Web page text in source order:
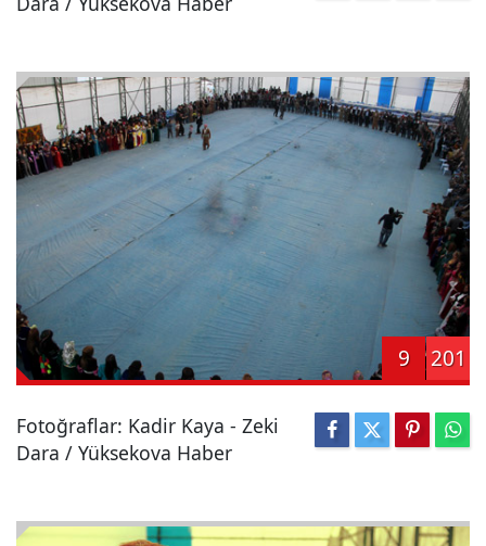
9 201
Fotoğraflar: Kadir Kaya - Zeki
Dara / Yüksekova Haber